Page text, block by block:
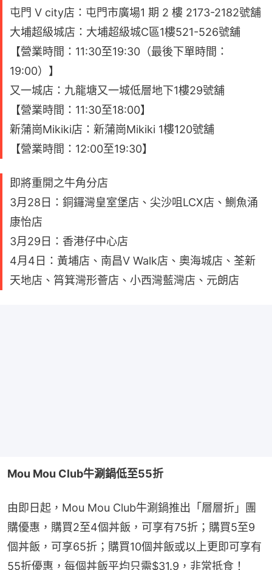
屯門 V city店：屯門市廣場1 期 2 樓 2173-2182號舖
大埔超級城店：大埔超級城C區1樓521-526號舖
【營業時間：11:30至19:30（最後下單時間：
19:00）】
又一城店：九龍塘又一城低層地下1樓29號舖
【營業時間：11:30至18:00】
新蒲崗Mikiki店：新蒲崗Mikiki 1樓120號舖
【營業時間：12:00至19:30】
即將重開之牛角分店
3月28日：銅鑼灣皇室堡店、尖沙咀LCX店、鰂魚涌
康怡店
3月29日：香港仔中心店
4月4日：黃埔店、南昌V Walk店、奧海城店、荃新
天地店、筲箕灣形薈店、小西灣藍灣店、元朗店
Mou Mou Club牛涮鍋低至55折
由即日起，Mou Mou Club牛涮鍋推出「層層折」團
購優惠，購買2至4個丼飯，可享有75折；購買5至9
個丼飯，可享65折；購買10個丼飯或以上更即可享有
55折優惠，每個丼飯平均只需$31.9，非常抵食！